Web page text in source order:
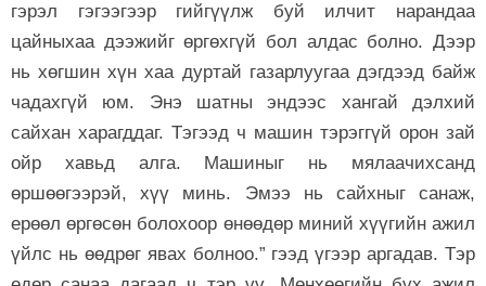
гэрэл гэгээгээр гийгүүлж буй илчит нарандаа
цайныхаа дээжийг өргөхгүй бол алдас болно. Дээр
нь хөгшин хүн хаа дуртай газарлуугаа дэгдээд байж
чадахгүй юм. Энэ шатны эндээс хангай дэлхий
сайхан харагддаг. Тэгээд ч машин тэрэггүй орон зай
ойр хавьд алга. Машиныг нь мялаачихсанд
өршөөгээрэй, хүү минь. Эмээ нь сайхныг санаж,
ерөөл өргөсөн болохоор өнөөдөр миний хүүгийн ажил
үйлс нь өөдрөг явах болноо.” гээд үгээр аргадав. Тэр